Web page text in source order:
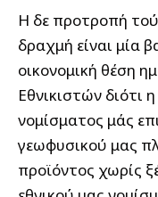
Η δε προτροπή
δραχμή είναι μία
οικονομική θέση
Εθνικιστών διότι
νομίσματος μάς
γεωφυσικού μας
προϊόντος χωρίς